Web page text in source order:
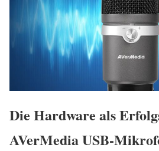
Die Hardware als
AVerMedia USB-